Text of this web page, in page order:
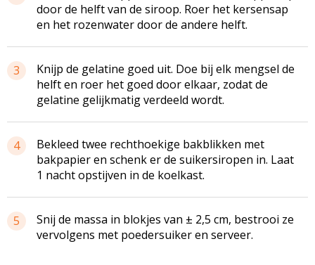
door de helft van de siroop. Roer het kersensap
en het rozenwater door de andere helft.
3
Knijp de gelatine goed uit. Doe bij elk mengsel de
helft en roer het goed door elkaar, zodat de
gelatine gelijkmatig verdeeld wordt.
4
Bekleed twee rechthoekige bakblikken met
bakpapier en schenk er de suikersiropen in. Laat
1 nacht opstijven in de koelkast.
5
Snij de massa in blokjes van ± 2,5 cm, bestrooi ze
vervolgens met poedersuiker en serveer.